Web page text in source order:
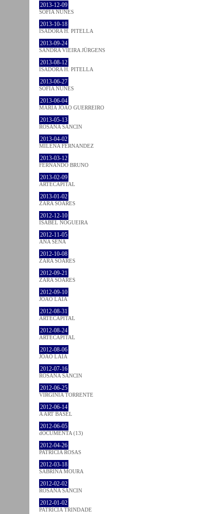
2013-12-09
SOFIA NUNES
2013-10-18
ISADORA H. PITELLA
2013-09-24
SANDRA VIEIRA JÜRGENS
2013-08-12
ISADORA H. PITELLA
2013-06-27
SOFIA NUNES
2013-06-04
MARIA JOÃO GUERREIRO
2013-05-13
ROSANA SANCIN
2013-04-02
MILENA FÉRNANDEZ
2013-03-12
FERNANDO BRUNO
2013-02-09
ARTECAPITAL
2013-01-02
ZARA SOARES
2012-12-10
ISABEL NOGUEIRA
2012-11-05
ANA SENA
2012-10-08
ZARA SOARES
2012-09-21
ZARA SOARES
2012-09-10
JOÃO LAIA
2012-08-31
ARTECAPITAL
2012-08-24
ARTECAPITAL
2012-08-06
JOÃO LAIA
2012-07-16
ROSANA SANCIN
2012-06-25
VIRGINIA TORRENTE
2012-06-14
A ART BASEL
2012-06-05
dOCUMENTA (13)
2012-04-26
PATRÍCIA ROSAS
2012-03-18
SABRINA MOURA
2012-02-02
ROSANA SANCIN
2012-01-02
PATRÍCIA TRINDADE